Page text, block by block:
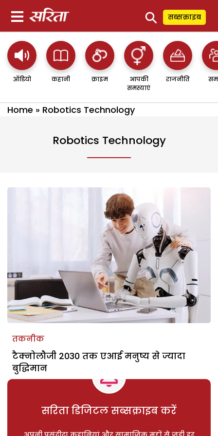
⚲ सब्सक्राइब
ऑडियो कहानी क्राइम
आपकी
समस्याएं
राजनीति
Home » Robotics Technology
Robotics Technology
तकनीक
टैक्नोलौजी 2030 तक एआई मनुष्य से ज्यादा
बुद्धिमान
सरिता डिजिटल सब्सक्राइब करें